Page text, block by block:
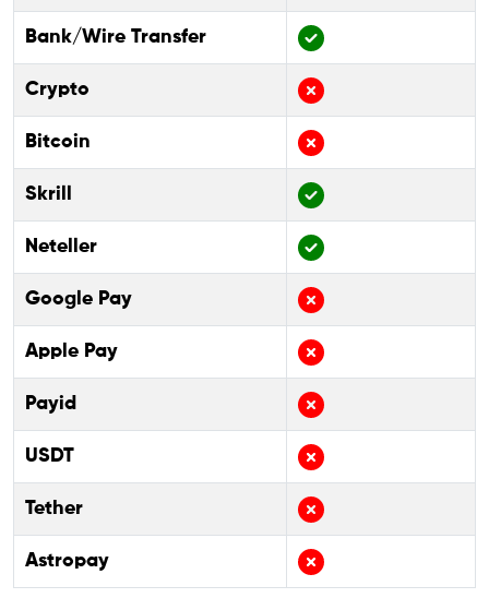
Bank/Wire Transfer
Crypto
Bitcoin
Skrill
Neteller
Google Pay
Apple Pay
Payid
USDT
Tether
Astropay